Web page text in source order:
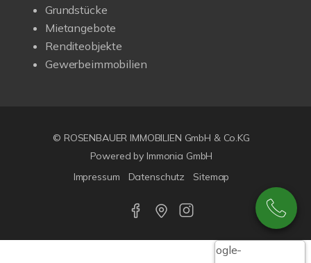
Grundstücke
Mietangebote
Renditeobjekte
Gewerbeimmobilien
© ROSENBAUER IMMOBILIEN GmbH & Co.KG
Powered by Immonia GmbH
Impressum
Datenschutz Sitemap
Google-